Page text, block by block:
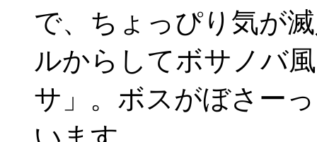
で、ちょっぴり気が
ルからしてボサノバ
サ」。ボスがぼさー